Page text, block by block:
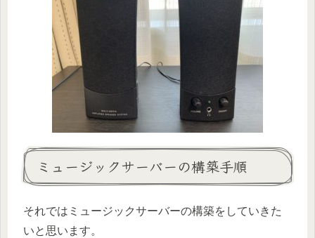
ミュージックサーバーの構築手順
それではミュージックサーバーの構築をしていきた
いと思います。